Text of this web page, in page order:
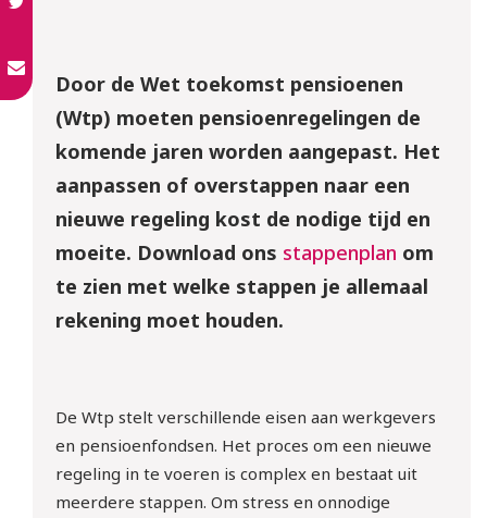
Door de Wet toekomst pensioenen
(Wtp) moeten pensioenregelingen de
komende jaren worden aangepast. Het
aanpassen of overstappen naar een
nieuwe regeling kost de nodige tijd en
moeite. Download ons stappenplan om
te zien met welke stappen je allemaal
rekening moet houden.
De Wtp stelt verschillende eisen aan werkgevers
en pensioenfondsen. Het proces om een nieuwe
regeling in te voeren is complex en bestaat uit
meerdere stappen. Om stress en onnodige